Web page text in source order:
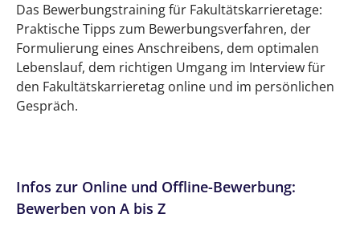
Das Bewerbungstraining für Fakultätskarrieretage:
Praktische Tipps zum Bewerbungsverfahren, der
Formulierung eines Anschreibens, dem optimalen
Lebenslauf, dem richtigen Umgang im Interview für
den Fakultätskarrieretag online und im persönlichen
Gespräch.
Infos zur Online und Offline-Bewerbung:
Bewerben von A bis Z